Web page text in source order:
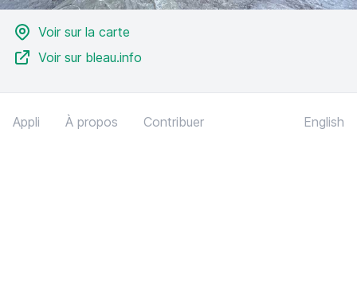
Voir sur la carte
Voir sur bleau.info
Appli À propos Contribuer English